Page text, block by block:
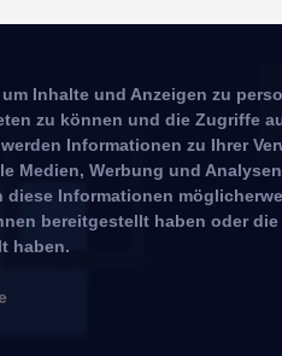
Inhalte und Anzeigen zu
zu können und die Zugriffe
Informationen zu Ihrer
Medien, Werbung und Analysen
diese Informationen
bereitgestellt haben oder die
haben.